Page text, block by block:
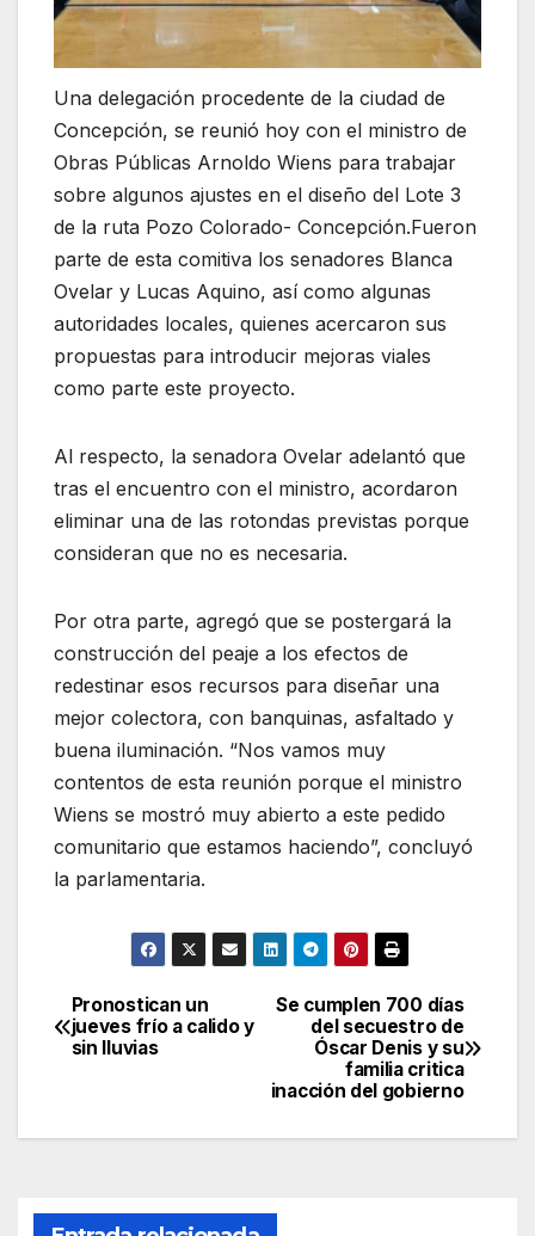
Una delegación procedente de la ciudad de
Concepción, se reunió hoy con el ministro de
Obras Públicas Arnoldo Wiens para trabajar
sobre algunos ajustes en el diseño del Lote 3
de la ruta Pozo Colorado- Concepción.Fueron
parte de esta comitiva los senadores Blanca
Ovelar y Lucas Aquino, así como algunas
autoridades locales, quienes acercaron sus
propuestas para introducir mejoras viales
como parte este proyecto.
Al respecto, la senadora Ovelar adelantó que
tras el encuentro con el ministro, acordaron
eliminar una de las rotondas previstas porque
consideran que no es necesaria.
Por otra parte, agregó que se postergará la
construcción del peaje a los efectos de
redestinar esos recursos para diseñar una
mejor colectora, con banquinas, asfaltado y
buena iluminación. “Nos vamos muy
contentos de esta reunión porque el ministro
Wiens se mostró muy abierto a este pedido
comunitario que estamos haciendo”, concluyó
la parlamentaria.
Navegación
de
Se cumplen 700 días
del secuestro de
Óscar Denis y su
familia critica
inacción del gobierno
Pronostican un
jueves frío a calido y
sin lluvias